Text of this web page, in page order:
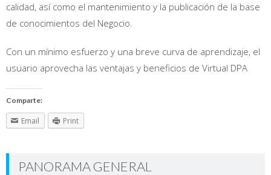
calidad, así como el mantenimiento y la publicación de la base
de conocimientos del Negocio.
Con un mínimo esfuerzo y una breve curva de aprendizaje, el
usuario aprovecha las ventajas y beneficios de Virtual DPA
Comparte:
Email Print
PANORAMA GENERAL